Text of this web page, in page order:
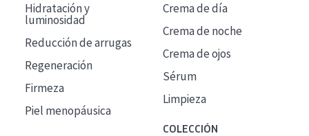
Hidratación y
luminosidad
Reducción de arrugas
Regeneración
Firmeza
Piel menopáusica
Crema de día
Crema de noche
Crema de ojos
Sérum
Limpieza
COLECCIÓN